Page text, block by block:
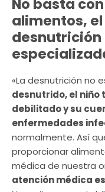
No basta
alimentos,
«La desnutrición no
desnutrido, el niño
debilitado y su
enfermedades
normalmente. Así
proporcionar
médica de nuestra
atención médica